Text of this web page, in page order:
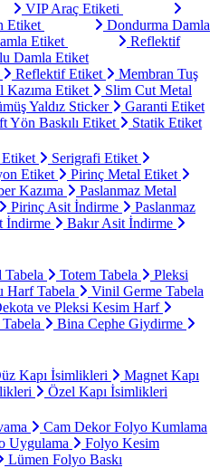
VIP Araç Etiketi
Etiket
Dondurma Damla
Etiket
Reflektif
Damla Etiket
Reflektif Etiket
Membran Tuş
Kazıma Etiket
Slim Cut Metal
Yaldız Sticker
Garanti Etiket
Yön Baskılı Etiket Statik Etiket
Serigrafi Etiket
Etiket
Pirinç Metal Etiket
Kazıma
Paslanmaz Metal
Pirinç Asit İndirme
Paslanmaz
İndirme
Bakır Asit İndirme
Tabela Totem Tabela
Pleksi
Harf Tabela
Vinil Germe Tabela
ve Pleksi Kesim Harf
Bina Cephe Giydirme
Kapı İsimlikleri
Magnet Kapı
Özel Kapı İsimlikleri
Cam Dekor Folyo Kumlama
Uygulama
Folyo Kesim
Lümen Folyo Baskı